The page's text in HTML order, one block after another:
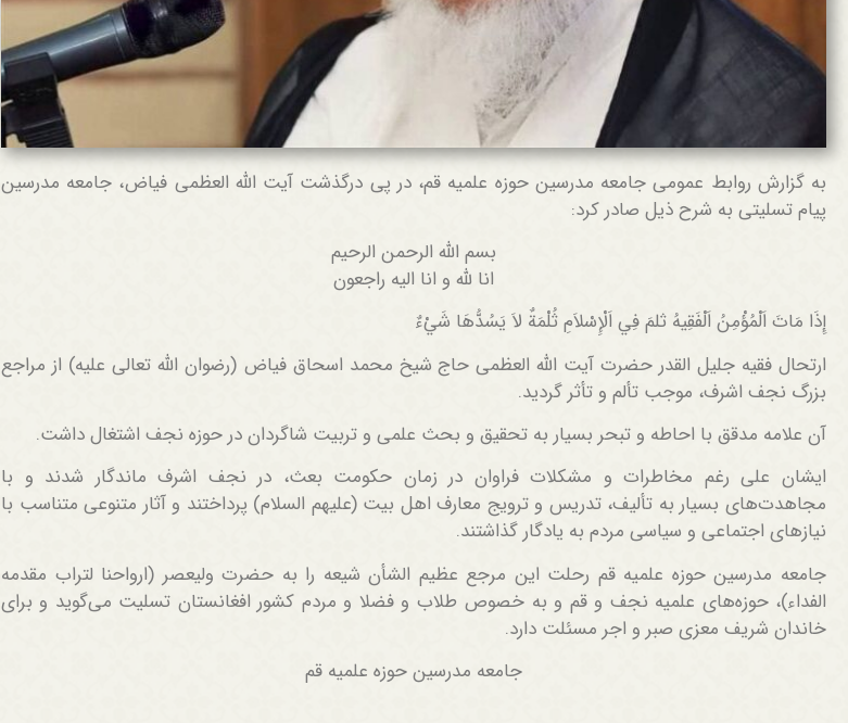
به گزارش روابط عمومی جامعه مدرسین حوزه علمیه قم، در پی درگذشت آیت الله العظمی فیاض، جامعه مدرسین
پیام تسلیتی به شرح ذیل صادر کرد:
بسم الله الرحمن الرحیم
انا لله و انا الیه راجعون
إِذَا مَاتَ اَلْمُؤْمِنُ اَلْفَقِيهُ ثلمَ فِي اَلْإِسْلاَمِ ثُلْمَةٌ لاَ يَسُدُّهَا شَيْءٌ
ارتحال فقیه جلیل القدر حضرت آیت الله العظمی حاج شیخ محمد اسحاق فیاض (رضوان الله تعالی علیه) از مراجع
بزرگ نجف اشرف، موجب تألم و تأثر گردید.
آن علامه مدقق با احاطه و تبحر بسیار به تحقیق و بحث علمی و تربیت شاگردان در حوزه نجف اشتغال داشت.
ایشان علی رغم مخاطرات و مشکلات فراوان در زمان حکومت بعث، در نجف اشرف ماندگار شدند و با
مجاهدت‌های بسیار به تألیف، تدریس و ترویج معارف اهل بیت (علیهم السلام) پرداختند و آثار متنوعی متناسب با
نیازهای اجتماعی و سیاسی مردم به یادگار گذاشتند.
جامعه مدرسین حوزه علمیه قم رحلت این مرجع عظیم الشأن شیعه را به حضرت ولیعصر (ارواحنا لتراب مقدمه
الفداء)، حوزه‌های علمیه نجف و قم و به خصوص طلاب و فضلا و مردم کشور افغانستان تسلیت می‌گوید و برای
خاندان شریف معزی صبر و اجر مسئلت دارد.
جامعه مدرسین حوزه علمیه قم